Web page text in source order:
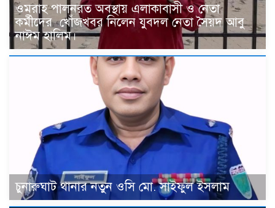
ওমরাহ পালনরত অবস্থায় এলাকাবাসী ও নেতা
কর্মীদের খোঁজখবর নিলেন যুবদল নেতা সৈয়দ আবু
নাঈম হালিম।
চুনারুঘাট থানার নতুন ওসি মো. সাইফুল ইসলাম